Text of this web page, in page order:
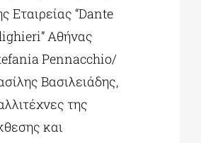
Εταιρείας “Dante
Αθήνας
Pennacchio/
Βασιλειάδης,
της
και